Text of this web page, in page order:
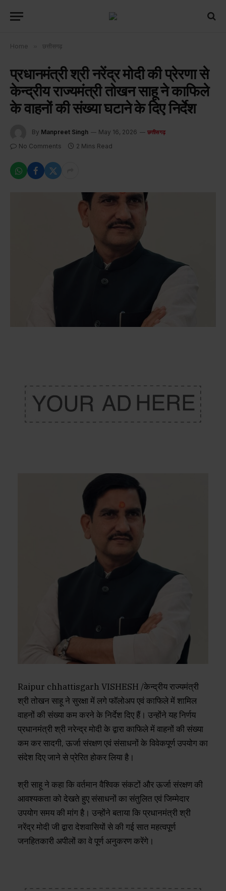
Home छत्तीसगढ़
प्रधानमंत्री श्री नरेंद्र मोदी की प्रेरणा से
केन्द्रीय राज्यमंत्री तोखन साहू ने काफिले
के वाहनों की संख्या घटाने के दिए निर्देश
By Manpreet Singh May 16, 2026 छत्तीसगढ़
No Comments 2 Mins Read
Raipur chhattisgarh VISHESH /केन्द्रीय राज्यमंत्री
श्री तोखन साहू ने सुरक्षा में लगे फॉलोअप एवं काफिले में शामिल
वाहनों की संख्या कम करने के निर्देश दिए हैं। उन्होंने यह निर्णय
प्रधानमंत्री श्री नरेन्द्र मोदी के द्वारा काफिले में वाहनों की संख्या
कम कर सादगी, ऊर्जा संरक्षण एवं संसाधनों के विवेकपूर्ण उपयोग का
संदेश दिए जाने से प्रेरित होकर लिया है।
श्री साहू ने कहा कि वर्तमान वैश्विक संकटों और ऊर्जा संरक्षण की
आवश्यकता को देखते हुए संसाधनों का संतुलित एवं जिम्मेदार
उपयोग समय की मांग है। उन्होंने बताया कि प्रधानमंत्री श्री
नरेंद्र मोदी जी द्वारा देशवासियों से की गई सात महत्वपूर्ण
जनहितकारी अपीलों का वे पूर्ण अनुकरण करेंगे।